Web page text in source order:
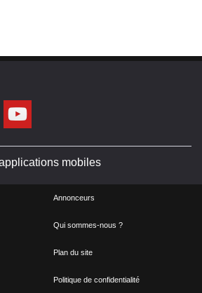
mobiles
Annonceurs
Qui sommes-nous ?
Plan du site
Politique de confidentialité